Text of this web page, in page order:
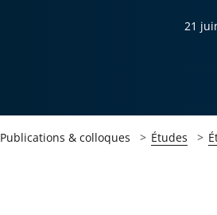
21
Publications & colloques Études